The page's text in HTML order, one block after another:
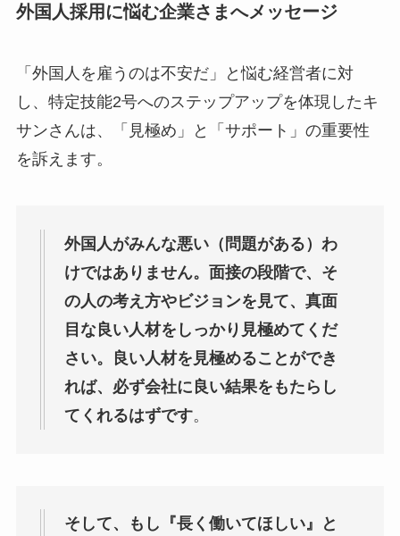
外国人採用に悩む企業さまへメッセージ
「外国人を雇うのは不安だ」と悩む経営者に対
し、特定技能2号へのステップアップを体現したキ
サンさんは、「見極め」と「サポート」の重要性
を訴えます。
外国人がみんな悪い（問題がある）わ
けではありません。面接の段階で、そ
の人の考え方やビジョンを見て、真面
目な良い人材をしっかり見極めてくだ
さい。良い人材を見極めることができ
れば、必ず会社に良い結果をもたらし
てくれるはずです。
そして、もし『長く働いてほしい』と